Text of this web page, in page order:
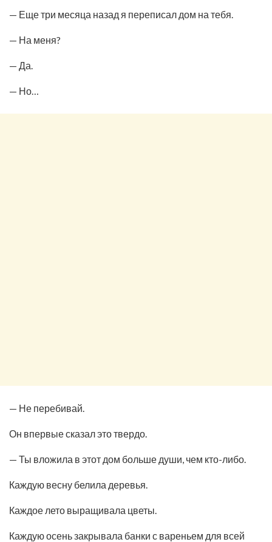
— Еще три месяца назад я переписал дом на тебя.
— На меня?
— Да.
— Но…
— Не перебивай.
Он впервые сказал это твердо.
— Ты вложила в этот дом больше души, чем кто-либо.
Каждую весну белила деревья.
Каждое лето выращивала цветы.
Каждую осень закрывала банки с вареньем для всей